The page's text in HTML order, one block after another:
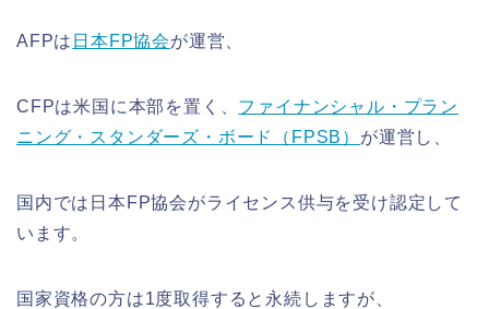
AFPは 日本FP協会が運営、
CFPは米国に本部を置く、 ファイナンシャル・プラン
ニング・スタンダーズ・ボード（FPSB） が運営し、
国内では日本FP協会がライセンス供与を受け認定して
います。
国家資格の方は1度取得すると永続しますが、